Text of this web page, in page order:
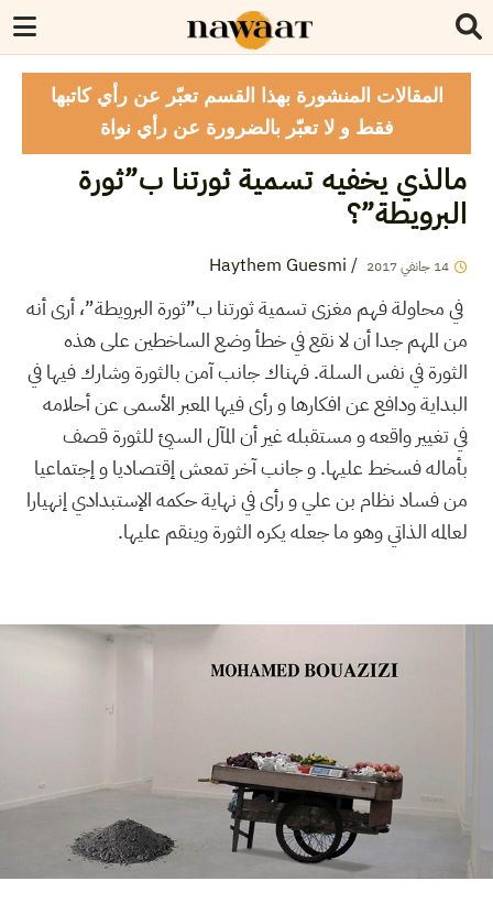
المقالات المنشورة بهذا القسم تعبّر عن رأي كاتبها
فقط و لا تعبّر بالضرورة عن رأي نواة
مالذي يخفيه تسمية ثورتنا ب”ثورة
البرويطة”؟
14 جانفي2017
/
Haythem Guesmi
في محاولة فهم مغزى تسمية ثورتنا ب”ثورة البرويطة”، أرى أنه
من المهم جدا أن لا نقع في خطأ وضع الساخطين على هذه
الثورة في نفس السلة. فهناك جانب آمن بالثورة وشارك فيها في
البداية ودافع عن افكارها و رأى فيها المعبر الأسمى عن أحلامه
في تغيير واقعه و مستقبله غير أن المآل السيئ للثورة قصف
بأماله فسخط عليها. و جانب آخر تمعش إقتصاديا و إجتماعيا
من فساد نظام بن علي و رأى في نهاية حكمه الإستبدادي إنهيارا
لعالمه الذاتي وهو ما جعله يكره الثورة وينقم عليها.